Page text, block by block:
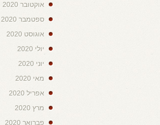
אוקטובר 2020
ספטמבר 2020
אוגוסט 2020
יולי 2020
יוני 2020
מאי 2020
אפריל 2020
מרץ 2020
פברואר 2020